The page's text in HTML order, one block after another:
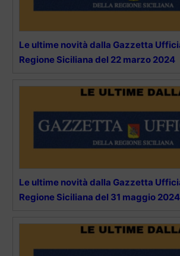
Le ultime novità dalla Gazzetta
Regione Siciliana del 22 marzo 2024
Le ultime novità dalla Gazzetta
Regione Siciliana del 31 maggio 2024